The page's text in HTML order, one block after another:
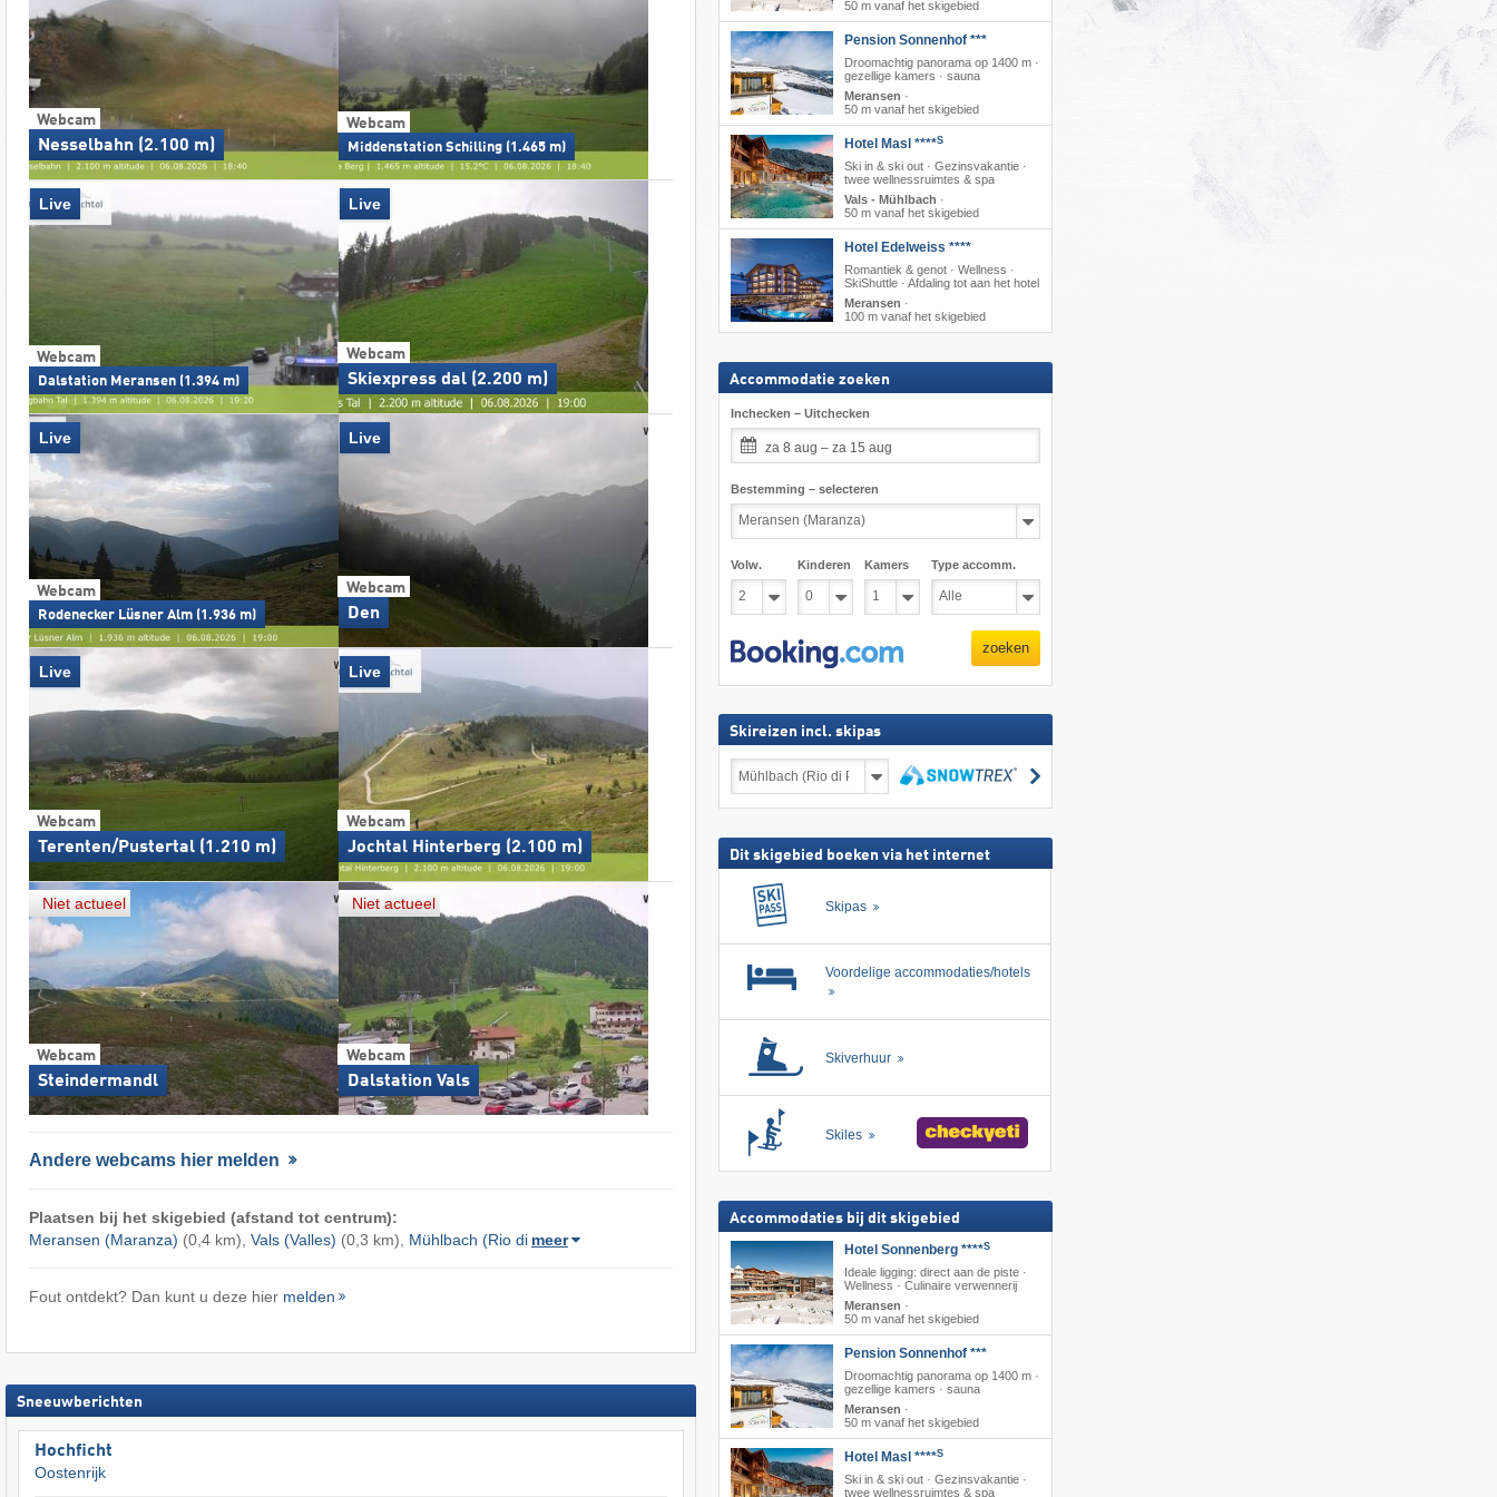
Webcam
Nesselbahn (2.100 m)
Webcam
Middenstation Schilling (1.465 m)
Webcam
Dalstation Meransen (1.394 m)
Live
Webcam
Skiexpress dal (2.200 m)
Live
Webcam
Rodenecker Lüsner Alm (1.936 m)
Live
Webcam
Den
Live
Webcam
Terenten/Pustertal (1.210 m)
Live
Webcam
Jochtal Hinterberg (2.100 m)
Live
Niet actueel
Webcam
Steindermandl
Niet actueel
Webcam
Dalstation Vals
Andere webcams hier melden
Plaatsen bij het skigebied (afstand tot centrum):
Meransen (Maranza) (0,4 km), Vals (Valles) (0,3 km), Mühlbach (Rio di meer
Fout ontdekt? Dan kunt u deze hier melden
Sneeuwberichten
Hochficht
Oostenrijk
50 m vanaf het skigebied
Pension Sonnenhof ***
Droomachtig panorama op 1400 m ·
gezellige kamers · sauna
Meransen ·
50 m vanaf het skigebied
Hotel Masl ****S
Ski in & ski out · Gezinsvakantie ·
twee wellnessruimtes & spa
Vals - Mühlbach ·
50 m vanaf het skigebied
Hotel Edelweiss ****
Romantiek & genot · Wellness ·
SkiShuttle · Afdaling tot aan het hotel
Meransen ·
100 m vanaf het skigebied
Accommodatie zoeken
Inchecken – Uitchecken
za 8 aug – za 15 aug
Bestemming – selecteren
Volw. Kinderen Kamers Type accomm.
zoeken
Skireizen incl. skipas
incl.
zoeken
Dit skigebied boeken via het internet
Skipas
Voordelige accommodaties/hotels
Skiverhuur
Skiles
Accommodaties bij dit skigebied
Hotel Sonnenberg ****S
Ideale ligging: direct aan de piste ·
Wellness · Culinaire verwennerij
Meransen ·
50 m vanaf het skigebied
Pension Sonnenhof ***
Droomachtig panorama op 1400 m ·
gezellige kamers · sauna
Meransen ·
50 m vanaf het skigebied
Hotel Masl ****S
Ski in & ski out · Gezinsvakantie ·
twee wellnessruimtes & spa